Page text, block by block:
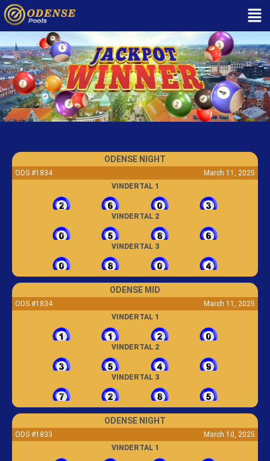
ODENSE NIGHT
ODS #1834
March 11, 2025
VINDERTAL 1
VINDERTAL 2
VINDERTAL 3
ODENSE MID
ODS #1834
March 11, 2025
VINDERTAL 1
VINDERTAL 2
VINDERTAL 3
ODENSE NIGHT
ODS #1833
March 10, 2025
VINDERTAL 1